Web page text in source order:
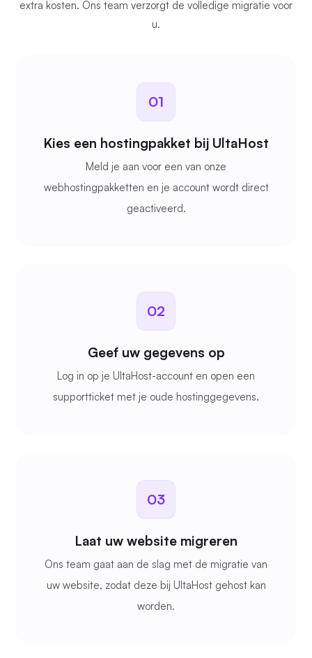
extra kosten. Ons team verzorgt de volledige migratie voor
u.
01
Kies een hostingpakket bij UltaHost
Meld je aan voor een van onze
webhostingpakketten en je account wordt direct
geactiveerd.
02
Geef uw gegevens op
Log in op je UltaHost-account en open een
supportticket met je oude hostinggegevens.
03
Laat uw website migreren
Ons team gaat aan de slag met de migratie van
uw website, zodat deze bij UltaHost gehost kan
worden.